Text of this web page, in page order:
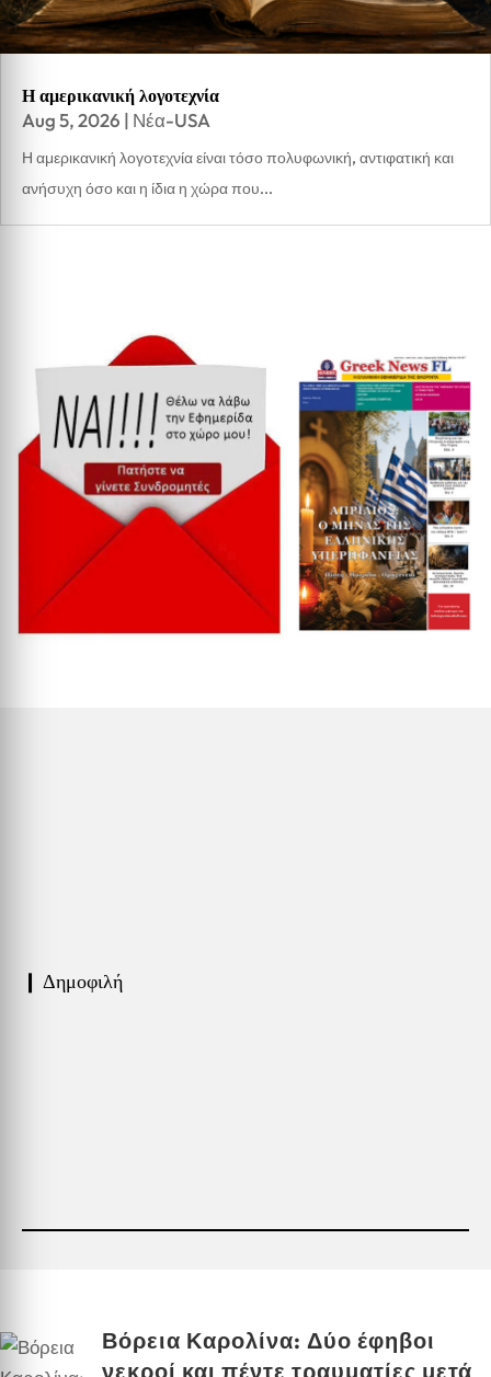
Η αμερικανική λογοτεχνία
Aug 5, 2026 | Νέα-USA
Η αμερικανική λογοτεχνία είναι τόσο πολυφωνική, αντιφατική και
ανήσυχη όσο και η ίδια η χώρα που...
❙ Δημοφιλή
Βόρεια Καρολίνα: Δύο έφηβοι
νεκροί και πέντε τραυματίες μετά